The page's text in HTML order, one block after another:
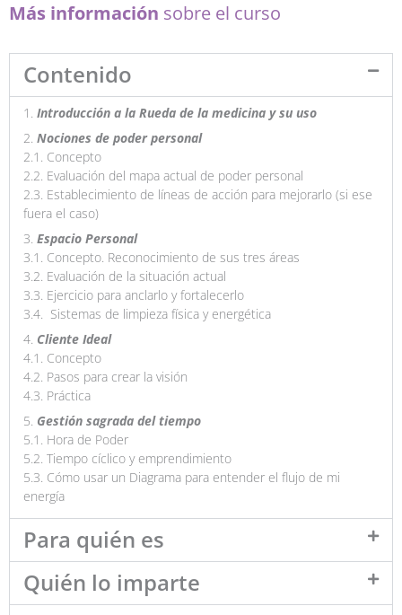
Más información sobre el curso
Contenido
1. Introducción a la Rueda de la medicina y su uso
2. Nociones de poder personal
2.1. Concepto
2.2. Evaluación del mapa actual de poder personal
2.3. Establecimiento de líneas de acción para mejorarlo (si ese
fuera el caso)
3. Espacio Personal
3.1. Concepto. Reconocimiento de sus tres áreas
3.2. Evaluación de la situación actual
3.3. Ejercicio para anclarlo y fortalecerlo
3.4. Sistemas de limpieza física y energética
4. Cliente Ideal
4.1. Concepto
4.2. Pasos para crear la visión
4.3. Práctica
5. Gestión sagrada del tiempo
5.1. Hora de Poder
5.2. Tiempo cíclico y emprendimiento
5.3. Cómo usar un Diagrama para entender el flujo de mi
energía
Para quién es
Quién lo imparte